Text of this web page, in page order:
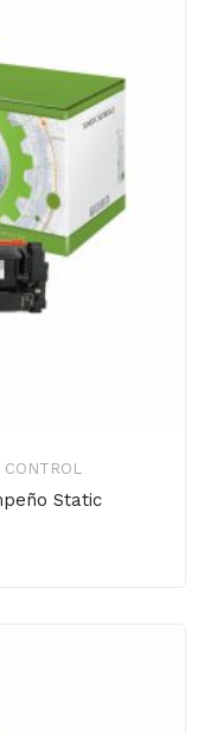
CONTROL
Static